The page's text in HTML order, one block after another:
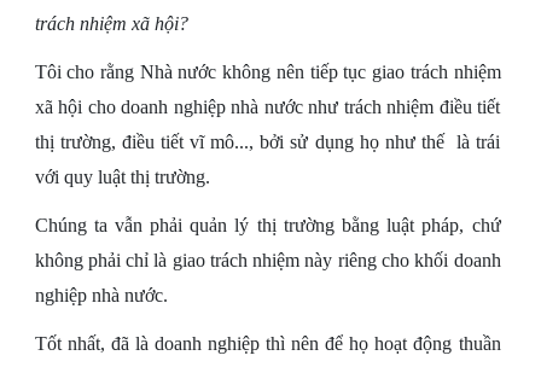
trách nhiệm xã hội?
Tôi cho rằng Nhà nước không nên tiếp tục giao trách nhiệm
xã hội cho doanh nghiệp nhà nước như trách nhiệm điều tiết
thị trường, điều tiết vĩ mô..., bởi sử dụng họ như thế là trái
với quy luật thị trường.
Chúng ta vẫn phải quản lý thị trường bằng luật pháp, chứ
không phải chỉ là giao trách nhiệm này riêng cho khối doanh
nghiệp nhà nước.
Tốt nhất, đã là doanh nghiệp thì nên để họ hoạt động thuần